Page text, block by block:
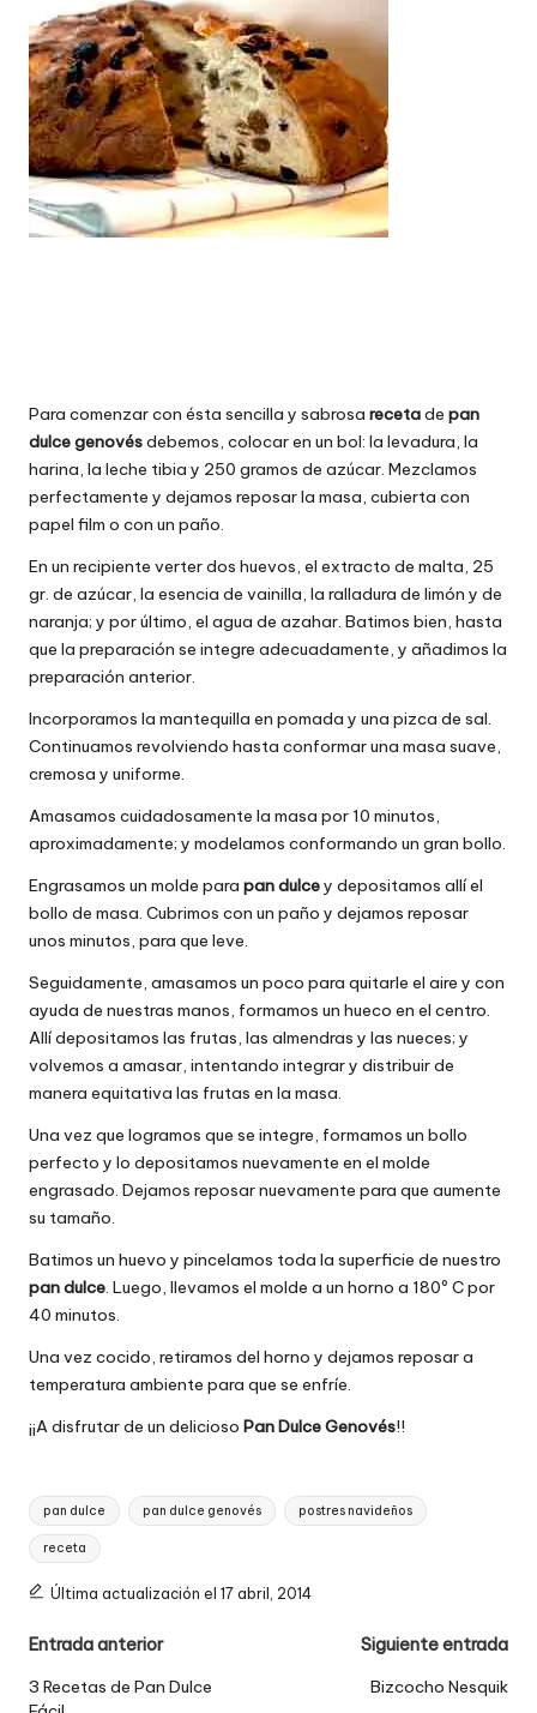
Para comenzar con ésta sencilla y sabrosa recetade pan
dulce genovésdebemos, colocar en un bol: la levadura, la
harina, la leche tibia y 250 gramos de azúcar. Mezclamos
perfectamente y dejamos reposar la masa, cubierta con
papel film o con un paño.
En un recipiente verter dos huevos, el extracto de malta, 25
gr. de azúcar, la esencia de vainilla, la ralladura de limón y de
naranja; y por último, el agua de azahar. Batimos bien, hasta
que la preparación se integre adecuadamente, y añadimos la
preparación anterior.
Incorporamos la mantequilla en pomada y una pizca de sal.
Continuamos revolviendo hasta conformar una masa suave,
cremosa y uniforme.
Amasamos cuidadosamente la masa por 10 minutos,
aproximadamente; y modelamos conformando un gran bollo.
Engrasamos un molde para pan dulcey depositamos allí el
bollo de masa. Cubrimos con un paño y dejamos reposar
unos minutos, para que leve.
Seguidamente, amasamos un poco para quitarle el aire y con
ayuda de nuestras manos, formamos un hueco en el centro.
Allí depositamos las frutas, las almendras y las nueces; y
volvemos a amasar, intentando integrar y distribuir de
manera equitativa las frutas en la masa.
Una vez que logramos que se integre, formamos un bollo
perfecto y lo depositamos nuevamente en el molde
engrasado. Dejamos reposar nuevamente para que aumente
su tamaño.
Batimos un huevo y pincelamos toda la superficie de nuestro
pan dulce. Luego, llevamos el molde a un horno a 180º C por
40 minutos.
Una vez cocido, retiramos del horno y dejamos reposar a
temperatura ambiente para que se enfríe.
¡¡A disfrutar de un delicioso Pan Dulce Genovés!!
Etiquetas:
pan dulce pan dulce genovés postres navideños
receta
Última actualización el 17 abril, 2014
Navegación
de
Entrada anterior
3 Recetas de Pan Dulce
Siguiente entrada
Bizcocho Nesquik